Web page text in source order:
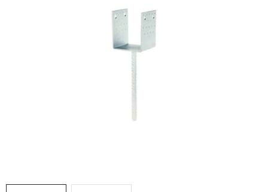
KŘÍDLOVÉ BRÁNY A BRANKY